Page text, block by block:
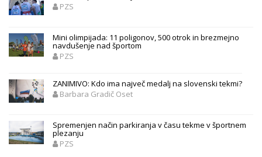
PZS
Mini olimpijada: 11 poligonov, 500 otrok in brezmejno
navdušenje nad športom
PZS
ZANIMIVO: Kdo ima največ medalj na slovenski tekmi?
Barbara Gradič Oset
Spremenjen način parkiranja v času tekme v športnem
plezanju
PZS